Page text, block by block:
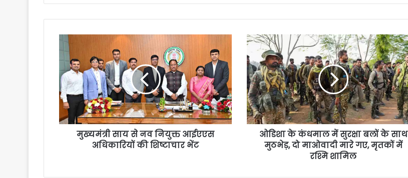
मुख्यमंत्री साय से नव नियुक्त आईएएस
अधिकारियों की शिष्टाचार भेंट
ओडिशा के कंधमाल में सुरक्षा बलों के साथ
मुठभेड़, दो माओवादी मारे गए, मृतकों में
रश्मि शामिल